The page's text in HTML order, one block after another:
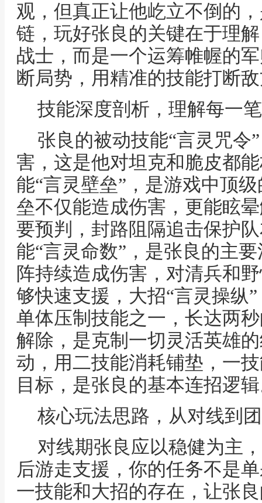
观，但真正让他屹立不倒的
链，玩好张良的关键在于理
战士，而是一个运筹帷幄的
断局势，用精准的技能打断
技能深度剖析，理解每一
张良的被动技能“言灵咒令
害，这是他对坦克和脆皮都
能“言灵壁垒”，是游戏中顶
垒不仅能造成伤害，更能眩
要预判，封路阻隔追击保护
能“言灵命数”，是张良的主
阵持续造成伤害，对清兵和
够快速支援，大招“言灵操纵
单体压制技能之一，长达两
解除，是克制一切灵活英雄
动，用二技能消耗铺垫，一
目标，是张良的基本连招逻
核心玩法思路，从对线到
对线期张良应以稳健为主
后游走支援，你的任务不是
一技能和大招的存在，让张